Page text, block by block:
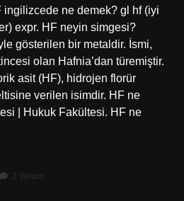
ne demek? gl hf (iyi
expr. HF neyin simgesi?
gösterilen bir metaldir. İsmi,
olan Hafnia’dan türemiştir.
asit (HF), hidrojen florür
verilen isimdir. HF ne
| Hukuk Fakültesi. HF ne
2 Yorum